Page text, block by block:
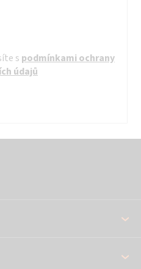
s podmínkami ochrany
údajů